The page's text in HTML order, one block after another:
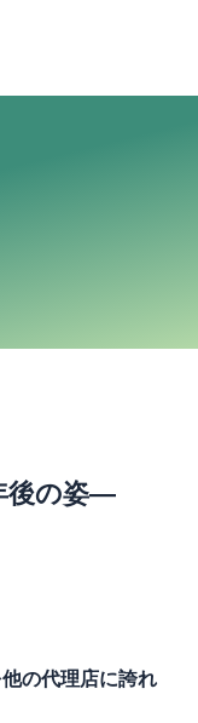
後の姿―
の代理店に誇れ